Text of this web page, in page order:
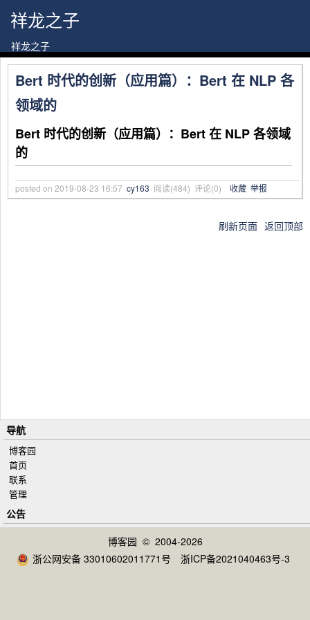
祥龙之子
祥龙之子
Bert 时代的创新（应用篇）：Bert 在 NLP 各
领域的
Bert 时代的创新（应用篇）：Bert 在 NLP 各领域
的
posted on 2019-08-23 16:57 cy163 阅读(484) 评论(0) 收藏 举报
刷新页面 返回顶部
导航
博客园
首页
联系
管理
公告
博客园 © 2004-2026
浙公网安备 33010602011771号
浙ICP备2021040463号-3